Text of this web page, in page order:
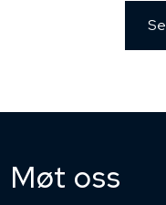
Møt oss